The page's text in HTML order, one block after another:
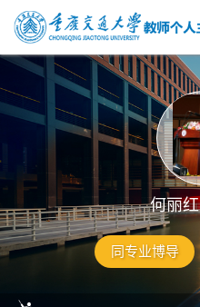
何丽红
同专业博导